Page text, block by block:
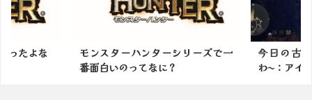
シリーズで一
今日の古代樹の森も綺麗だった
わ〜：アイスボーン
結局モ
な